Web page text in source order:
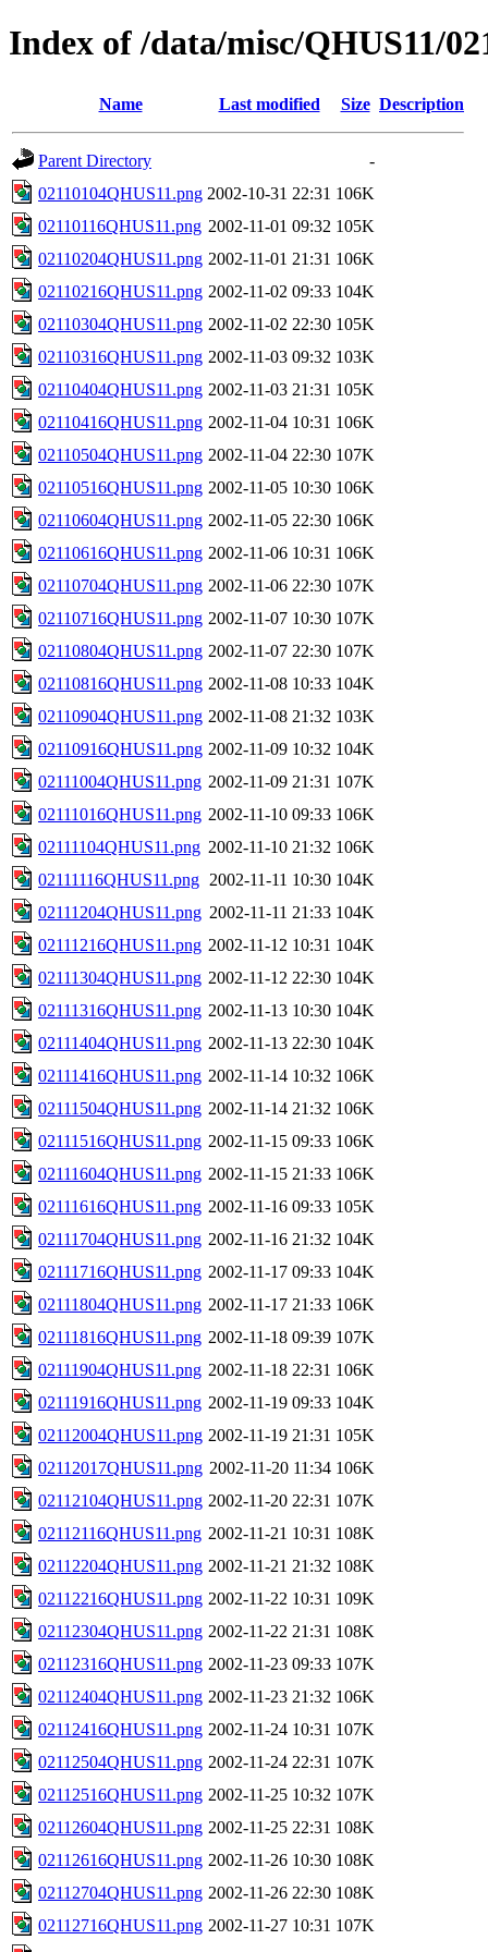
Index of /data/misc/QHUS11/
Name Last modified Size Description
Parent Directory
-
02110104QHUS11.png 2002-10-31 22:31 106K
02110116QHUS11.png 2002-11-01 09:32 105K
02110204QHUS11.png 2002-11-01 21:31 106K
02110216QHUS11.png 2002-11-02 09:33 104K
02110304QHUS11.png 2002-11-02 22:30 105K
02110316QHUS11.png 2002-11-03 09:32 103K
02110404QHUS11.png 2002-11-03 21:31 105K
02110416QHUS11.png 2002-11-04 10:31 106K
02110504QHUS11.png 2002-11-04 22:30 107K
02110516QHUS11.png 2002-11-05 10:30 106K
02110604QHUS11.png 2002-11-05 22:30 106K
02110616QHUS11.png 2002-11-06 10:31 106K
02110704QHUS11.png 2002-11-06 22:30 107K
02110716QHUS11.png 2002-11-07 10:30 107K
02110804QHUS11.png 2002-11-07 22:30 107K
02110816QHUS11.png 2002-11-08 10:33 104K
02110904QHUS11.png 2002-11-08 21:32 103K
02110916QHUS11.png 2002-11-09 10:32 104K
02111004QHUS11.png 2002-11-09 21:31 107K
02111016QHUS11.png 2002-11-10 09:33 106K
02111104QHUS11.png 2002-11-10 21:32 106K
02111116QHUS11.png 2002-11-11 10:30 104K
02111204QHUS11.png 2002-11-11 21:33 104K
02111216QHUS11.png 2002-11-12 10:31 104K
02111304QHUS11.png 2002-11-12 22:30 104K
02111316QHUS11.png 2002-11-13 10:30 104K
02111404QHUS11.png 2002-11-13 22:30 104K
02111416QHUS11.png 2002-11-14 10:32 106K
02111504QHUS11.png 2002-11-14 21:32 106K
02111516QHUS11.png 2002-11-15 09:33 106K
02111604QHUS11.png 2002-11-15 21:33 106K
02111616QHUS11.png 2002-11-16 09:33 105K
02111704QHUS11.png 2002-11-16 21:32 104K
02111716QHUS11.png 2002-11-17 09:33 104K
02111804QHUS11.png 2002-11-17 21:33 106K
02111816QHUS11.png 2002-11-18 09:39 107K
02111904QHUS11.png 2002-11-18 22:31 106K
02111916QHUS11.png 2002-11-19 09:33 104K
02112004QHUS11.png 2002-11-19 21:31 105K
02112017QHUS11.png 2002-11-20 11:34 106K
02112104QHUS11.png 2002-11-20 22:31 107K
02112116QHUS11.png 2002-11-21 10:31 108K
02112204QHUS11.png 2002-11-21 21:32 108K
02112216QHUS11.png 2002-11-22 10:31 109K
02112304QHUS11.png 2002-11-22 21:31 108K
02112316QHUS11.png 2002-11-23 09:33 107K
02112404QHUS11.png 2002-11-23 21:32 106K
02112416QHUS11.png 2002-11-24 10:31 107K
02112504QHUS11.png 2002-11-24 22:31 107K
02112516QHUS11.png 2002-11-25 10:32 107K
02112604QHUS11.png 2002-11-25 22:31 108K
02112616QHUS11.png 2002-11-26 10:30 108K
02112704QHUS11.png 2002-11-26 22:30 108K
02112716QHUS11.png 2002-11-27 10:31 107K